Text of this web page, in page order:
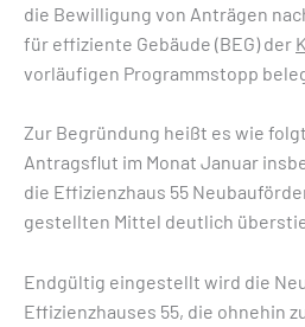
die Bewilligung von Anträgen
für effiziente Gebäude (BEG) der
vorläufigen Programmstopp
Zur Begründung heißt es wie
Antragsflut im Monat Januar
die Effizienzhaus 55
gestellten Mittel deutlich
Endgültig eingestellt wird die
Effizienzhauses 55, die ohnehin